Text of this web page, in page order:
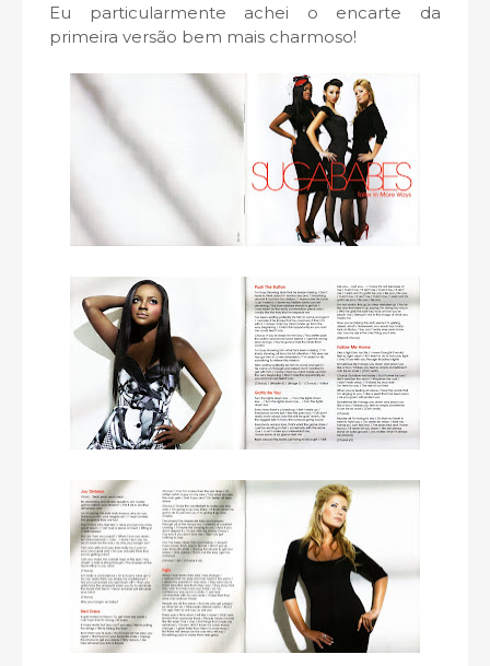
Eu particularmente achei o encarte da
primeira versão bem mais charmoso!